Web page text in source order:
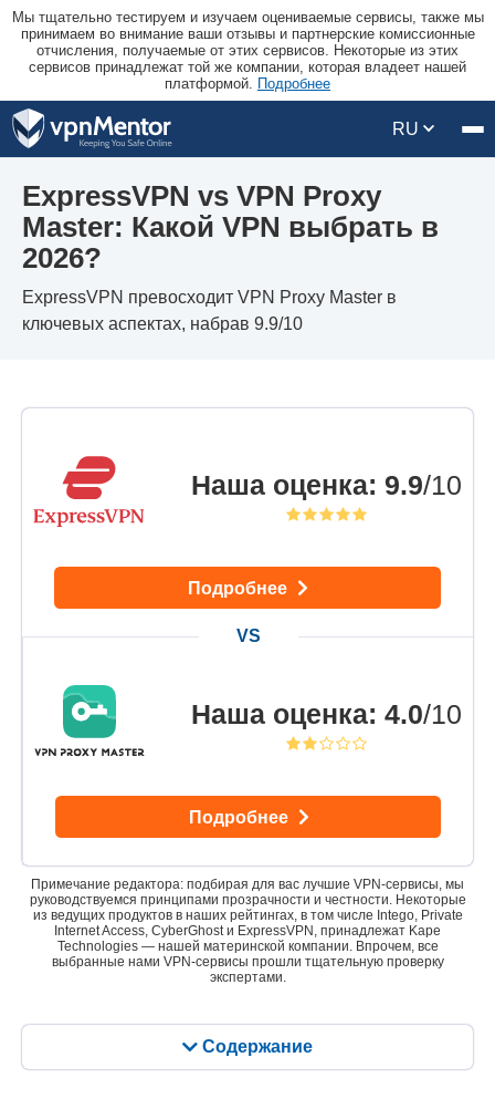
Мы тщательно тестируем и изучаем оцениваемые сервисы, также мы
принимаем во внимание ваши отзывы и партнерские комиссионные
отчисления, получаемые от этих сервисов. Некоторые из этих
сервисов принадлежат той же компании, которая владеет нашей
платформой. Подробнее
RU
ExpressVPN vs VPN Proxy
Master: Какой VPN выбрать в
2026?
ExpressVPN превосходит VPN Proxy Master в
ключевых аспектах, набрав 9.9/10
Содержание
Наша оценка: 9.9/10
Подробнее
Наша оценка: 4.0/10
Подробнее
Примечание редактора: подбирая для вас лучшие VPN-сервисы, мы
руководствуемся принципами прозрачности и честности. Некоторые
из ведущих продуктов в наших рейтингах, в том числе Intego, Private
Internet Access, CyberGhost и ExpressVPN, принадлежат Kape
Technologies — нашей материнской компании. Впрочем, все
выбранные нами VPN-сервисы прошли тщательную проверку
экспертами.